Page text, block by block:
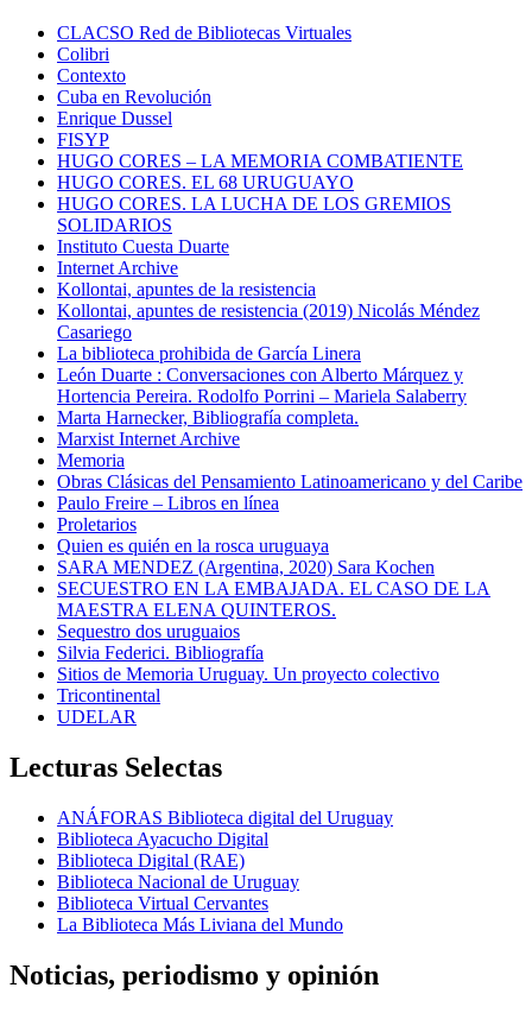
CLACSO Red de Bibliotecas Virtuales
Colibri
Contexto
Cuba en Revolución
Enrique Dussel
FISYP
HUGO CORES – LA MEMORIA COMBATIENTE
HUGO CORES. EL 68 URUGUAYO
HUGO CORES. LA LUCHA DE LOS GREMIOS
SOLIDARIOS
Instituto Cuesta Duarte
Internet Archive
Kollontai, apuntes de la resistencia
Kollontai, apuntes de resistencia (2019) Nicolás Méndez
Casariego
La biblioteca prohibida de García Linera
León Duarte : Conversaciones con Alberto Márquez y
Hortencia Pereira. Rodolfo Porrini – Mariela Salaberry
Marta Harnecker, Bibliografía completa.
Marxist Internet Archive
Memoria
Obras Clásicas del Pensamiento Latinoamericano y del Caribe
Paulo Freire – Libros en línea
Proletarios
Quien es quién en la rosca uruguaya
SARA MENDEZ (Argentina, 2020) Sara Kochen
SECUESTRO EN LA EMBAJADA. EL CASO DE LA
MAESTRA ELENA QUINTEROS.
Sequestro dos uruguaios
Silvia Federici. Bibliografía
Sitios de Memoria Uruguay. Un proyecto colectivo
Tricontinental
UDELAR
Lecturas Selectas
ANÁFORAS Biblioteca digital del Uruguay
Biblioteca Ayacucho Digital
Biblioteca Digital (RAE)
Biblioteca Nacional de Uruguay
Biblioteca Virtual Cervantes
La Biblioteca Más Liviana del Mundo
Noticias, periodismo y opinión